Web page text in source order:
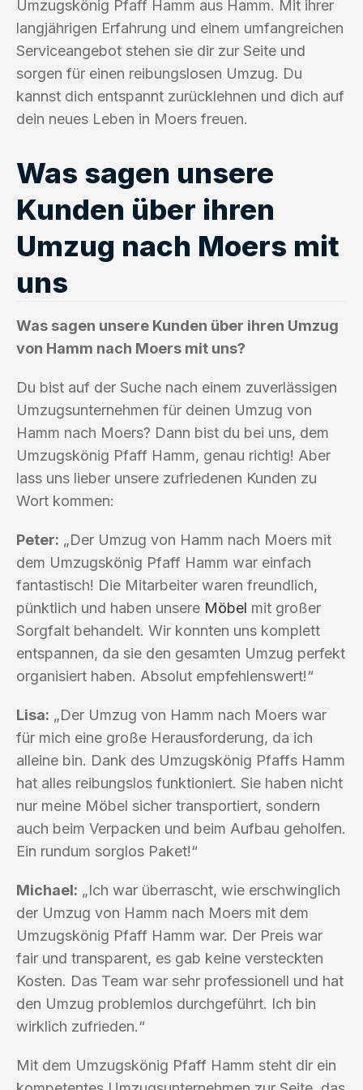
Umzugskönig Pfaff Hamm aus Hamm. Mit ihrer
langjährigen Erfahrung und einem umfangreichen
Serviceangebot stehen sie dir zur Seite und
sorgen für einen reibungslosen Umzug. Du
kannst dich entspannt zurücklehnen und dich auf
dein neues Leben in Moers freuen.
Was sagen unsere
Kunden über ihren
Umzug nach Moers mit
uns
Was sagen unsere Kunden über ihren Umzug
von Hamm nach Moers mit uns?
Du bist auf der Suche nach einem zuverlässigen
Umzugsunternehmen für deinen Umzug von
Hamm nach Moers? Dann bist du bei uns, dem
Umzugskönig Pfaff Hamm, genau richtig! Aber
lass uns lieber unsere zufriedenen Kunden zu
Wort kommen:
Peter: „Der Umzug von Hamm nach Moers mit
dem Umzugskönig Pfaff Hamm war einfach
fantastisch! Die Mitarbeiter waren freundlich,
pünktlich und haben unsere Möbel mit großer
Sorgfalt behandelt. Wir konnten uns komplett
entspannen, da sie den gesamten Umzug perfekt
organisiert haben. Absolut empfehlenswert!“
Lisa: „Der Umzug von Hamm nach Moers war
für mich eine große Herausforderung, da ich
alleine bin. Dank des Umzugskönig Pfaffs Hamm
hat alles reibungslos funktioniert. Sie haben nicht
nur meine Möbel sicher transportiert, sondern
auch beim Verpacken und beim Aufbau geholfen.
Ein rundum sorglos Paket!“
Michael: „Ich war überrascht, wie erschwinglich
der Umzug von Hamm nach Moers mit dem
Umzugskönig Pfaff Hamm war. Der Preis war
fair und transparent, es gab keine versteckten
Kosten. Das Team war sehr professionell und hat
den Umzug problemlos durchgeführt. Ich bin
wirklich zufrieden.“
Mit dem Umzugskönig Pfaff Hamm steht dir ein